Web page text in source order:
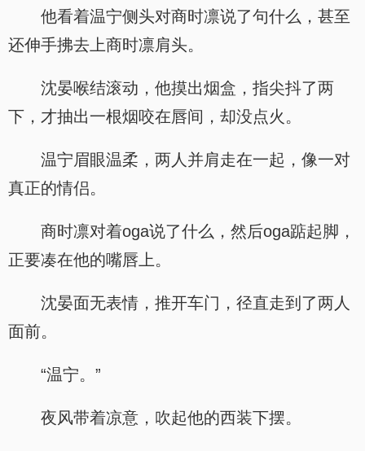
他看着温宁侧头对商时凛说了句什么，甚至
还伸手拂去上商时凛肩头。
沈晏喉结滚动，他摸出烟盒，指尖抖了两
下，才抽出一根烟咬在唇间，却没点火。
温宁眉眼温柔，两人并肩走在一起，像一对
真正的情侣。
商时凛对着oga说了什么，然后oga踮起脚，
正要凑在他的嘴唇上。
沈晏面无表情，推开车门，径直走到了两人
面前。
“温宁。”
夜风带着凉意，吹起他的西装下摆。